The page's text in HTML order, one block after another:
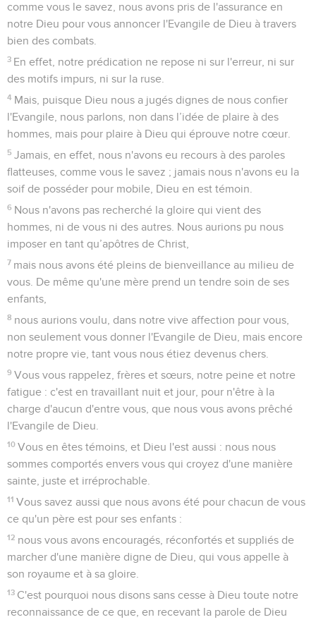
comme vous le savez, nous avons pris de l'assurance en
notre Dieu pour vous annoncer l'Evangile de Dieu à travers
bien des combats.
3 En effet, notre prédication ne repose ni sur l'erreur, ni sur
des motifs impurs, ni sur la ruse.
4 Mais, puisque Dieu nous a jugés dignes de nous confier
l'Evangile, nous parlons, non dans l’idée de plaire à des
hommes, mais pour plaire à Dieu qui éprouve notre cœur.
5 Jamais, en effet, nous n'avons eu recours à des paroles
flatteuses, comme vous le savez ; jamais nous n'avons eu la
soif de posséder pour mobile, Dieu en est témoin.
6 Nous n'avons pas recherché la gloire qui vient des
hommes, ni de vous ni des autres. Nous aurions pu nous
imposer en tant qu’apôtres de Christ,
7 mais nous avons été pleins de bienveillance au milieu de
vous. De même qu'une mère prend un tendre soin de ses
enfants,
8 nous aurions voulu, dans notre vive affection pour vous,
non seulement vous donner l'Evangile de Dieu, mais encore
notre propre vie, tant vous nous étiez devenus chers.
9 Vous vous rappelez, frères et sœurs, notre peine et notre
fatigue : c'est en travaillant nuit et jour, pour n'être à la
charge d'aucun d'entre vous, que nous vous avons prêché
l'Evangile de Dieu.
10 Vous en êtes témoins, et Dieu l'est aussi : nous nous
sommes comportés envers vous qui croyez d'une manière
sainte, juste et irréprochable.
11 Vous savez aussi que nous avons été pour chacun de vous
ce qu'un père est pour ses enfants :
12 nous vous avons encouragés, réconfortés et suppliés de
marcher d'une manière digne de Dieu, qui vous appelle à
son royaume et à sa gloire.
13 C'est pourquoi nous disons sans cesse à Dieu toute notre
reconnaissance de ce que, en recevant la parole de Dieu